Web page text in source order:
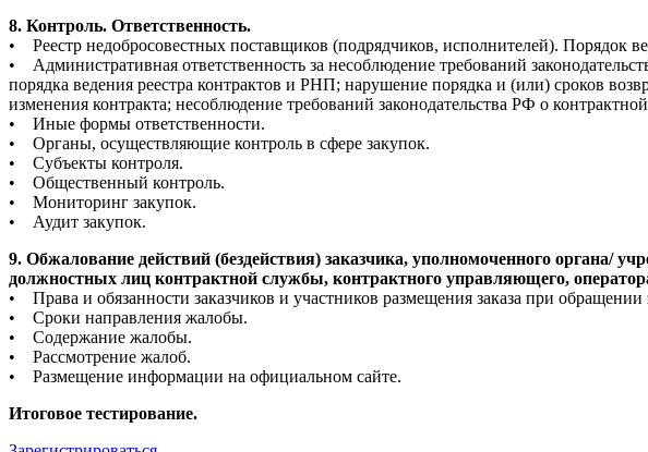
8. Контроль. Ответственность.
• Реестр недобросовестных поставщиков (подрядчиков, исполнителей). Порядок
• Административная ответственность за несоблюдение требований
порядка ведения реестра контрактов и РНП; нарушение порядка и (или) сроков
изменения контракта; несоблюдение требований законодательства РФ о
• Иные формы ответственности.
• Органы, осуществляющие контроль в сфере закупок.
• Субъекты контроля.
• Общественный контроль.
• Мониторинг закупок.
• Аудит закупок.
9. Обжалование действий (бездействия) заказчика, уполномоченного органа/
должностных лиц контрактной службы, контрактного управляющего,
• Права и обязанности заказчиков и участников размещения заказа при
• Сроки направления жалобы.
• Содержание жалобы.
• Рассмотрение жалоб.
• Размещение информации на официальном сайте.
Итоговое тестирование.